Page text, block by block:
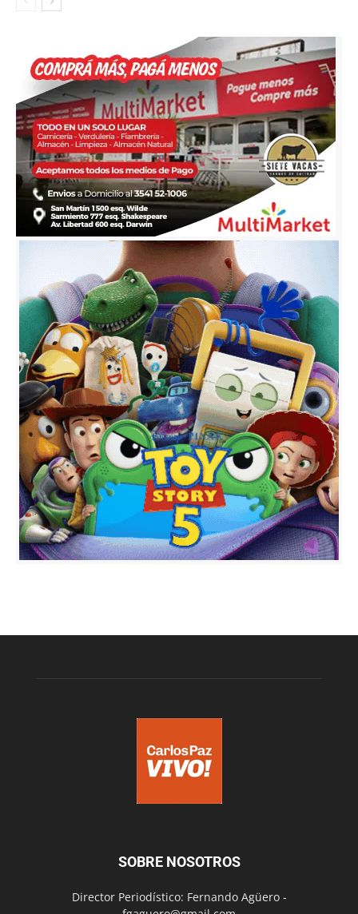
SOBRE NOSOTROS
Director Periodístico: Fernando Agüero -